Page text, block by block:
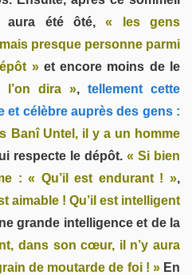
aura été ôté,« les gens
presque personne parmi
»et encore moins de le
dira », tellement cette
et célèbre auprès des gens :
Banî Untel, il y a un homme
respecte le dépôt. « Si bien
: « Qu’il est endurant ! »,
aimable ! Qu’il est intelligent
grande intelligence et de la
dans son cœur, il n’y aura
de moutarde de foi ! »En